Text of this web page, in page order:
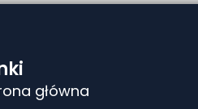
główna